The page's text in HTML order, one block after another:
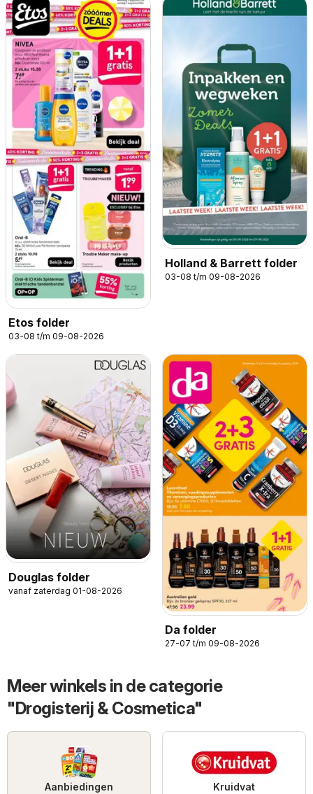
Etos folder
03-08 t/m 09-08-2026
Holland & Barrett folder
03-08 t/m 09-08-2026
Douglas folder
vanaf zaterdag 01-08-2026
Da folder
27-07 t/m 09-08-2026
Meer winkels in de categorie
"Drogisterij & Cosmetica"
Aanbiedingen Kruidvat